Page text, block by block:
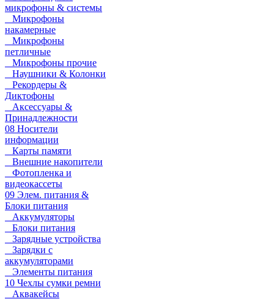
микрофоны & системы
Микрофоны
накамерные
Микрофоны
петличные
Микрофоны прочие
Наушники & Колонки
Рекордеры &
Диктофоны
Аксессуары &
Принадлежности
08 Носители
информации
Карты памяти
Внешние накопители
Фотопленка и
видеокассеты
09 Элем. питания &
Блоки питания
Аккумуляторы
Блоки питания
Зарядные устройства
Зарядки с
аккумуляторами
Элементы питания
10 Чехлы сумки ремни
Аквакейсы